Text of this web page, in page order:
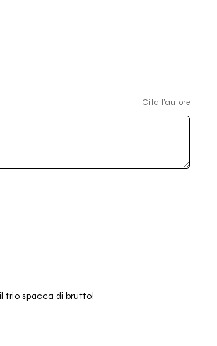
Cita l'autore
trio spacca di brutto!